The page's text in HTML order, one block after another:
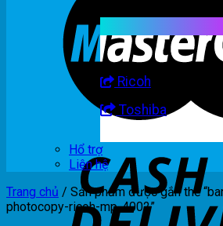
Ricoh
Toshiba
Hổ trợ
Liên hệ
Trang chủ / Sản phẩm được gắn thẻ
photocopy-ricoh-mp-4002”